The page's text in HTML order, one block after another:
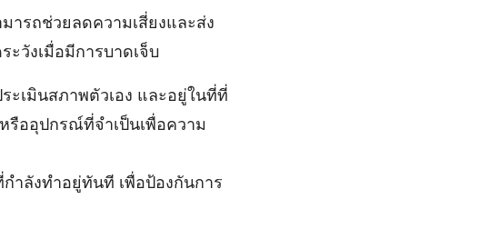
ารถช่วยลดความเสี่ยงและส่ง
ะวังเมื่อมีการบาดเจ็บ
ะเมินสภาพตัวเอง และอยู่ในที่ที่
รืออุปกรณ์ที่จำเป็นเพื่อความ
ำลังทำอยู่ทันที เพื่อป้องกันการ